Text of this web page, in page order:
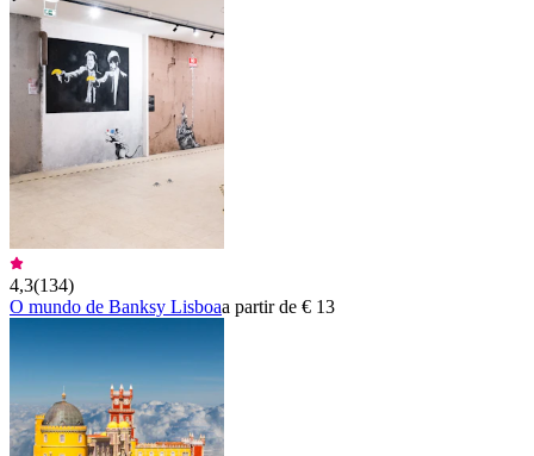
4,3(134)
O mundo de Banksy Lisboaa partir de € 13